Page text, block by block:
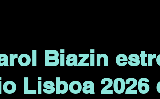
Biazin
Lisboa 2026